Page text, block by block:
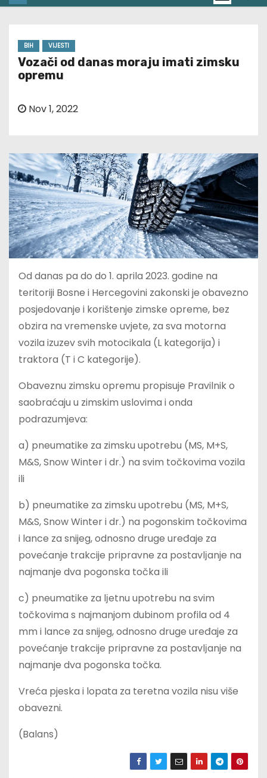
BIH VIJESTI
Vozači od danas moraju imati zimsku
opremu
Nov 1, 2022
Od danas pa do do 1. aprila 2023. godine na
teritoriji Bosne i Hercegovini zakonski je obavezno
posjedovanje i korištenje zimske opreme, bez
obzira na vremenske uvjete, za sva motorna
vozila izuzev svih motocikala (L kategorija) i
traktora (T i C kategorije).
Obaveznu zimsku opremu propisuje Pravilnik o
saobraćaju u zimskim uslovima i onda
podrazumjeva:
a) pneumatike za zimsku upotrebu (MS, M+S,
M&S, Snow Winter i dr.) na svim točkovima vozila
ili
b) pneumatike za zimsku upotrebu (MS, M+S,
M&S, Snow Winter i dr.) na pogonskim točkovima
i lance za snijeg, odnosno druge uređaje za
povećanje trakcije pripravne za postavlјanje na
najmanje dva pogonska točka ili
c) pneumatike za lјetnu upotrebu na svim
točkovima s najmanjom dubinom profila od 4
mm i lance za snijeg, odnosno druge uređaje za
povećanje trakcije pripravne za postavlјanje na
najmanje dva pogonska točka.
Vreća pjeska i lopata za teretna vozila nisu više
obavezni.
(Balans)